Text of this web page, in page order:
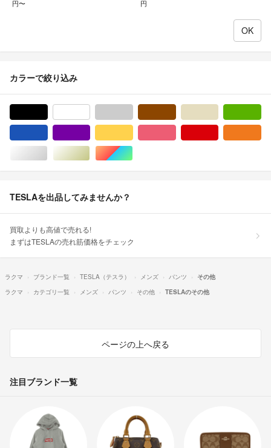
円〜 円
カラーで絞り込み
シルバー/銀色系ゴールド/金色系マルチカラー
TESLAを出品してみませんか？
買取よりも高値で売れる!
まずはTESLAの売れ筋価格をチェック
ラクマ ブランド一覧 TESLA（テスラ） メンズ パンツ
その他
ラクマ
カテゴリ一覧 メンズ パンツ その他 TESLAのその他
ページの上へ戻る
注目ブランド一覧